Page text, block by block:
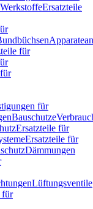
Ersatzteile
für
für
Bauschutze
Ersatzteile für
Ersatzteile für
Dämmungen
Lüftungsventile
für